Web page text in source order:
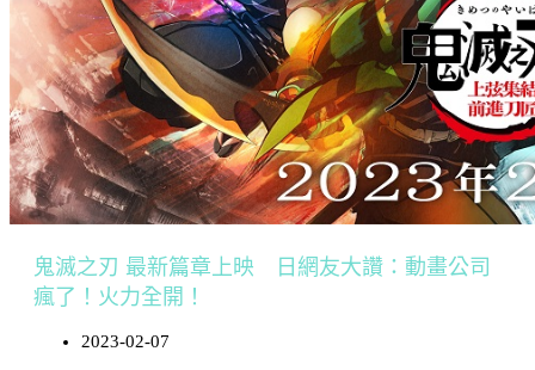
鬼滅之刃 最新篇章上映 日網友大讚：動畫公司
瘋了！火力全開！
2023-02-07